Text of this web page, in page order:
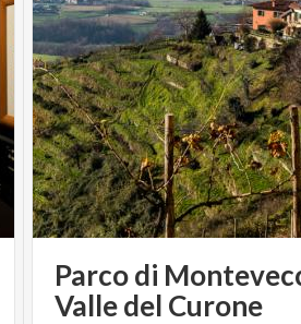
Parco di
Valle del Curone